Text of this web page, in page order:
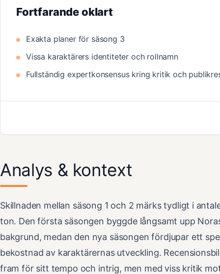
Fortfarande oklart
Exakta planer för säsong 3
Vissa karaktärers identiteter och rollnamn
Fullständig expertkonsensus kring kritik och
Analys & kontext
Skillnaden mellan säsong 1 och 2 märks tydligt i
ton. Den första säsongen byggde långsamt upp
bakgrund, medan den nya säsongen fördjupar ett
bekostnad av karaktärernas utveckling.
fram för sitt tempo och intrig, men med viss kritik